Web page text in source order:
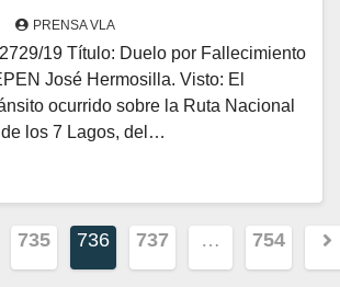
PRENSA VLA
19 Título: Duelo por Fallecimiento
José Hermosilla. Visto: El
ocurrido sobre la Ruta Nacional
de los 7 Lagos, del…
735 736 737 … 754